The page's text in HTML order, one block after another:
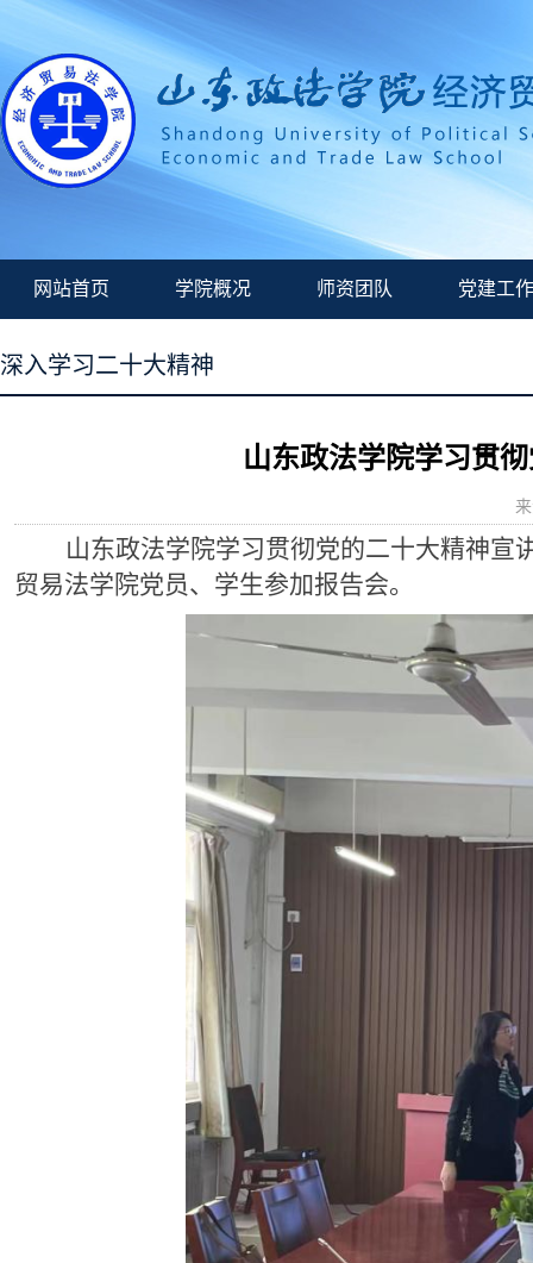
网站首页 学院概况 师资团队 党建工作
深入学习二十大精神
山东政法学院学习贯
山东政法学院学习贯彻党的二十大精神宣
贸易法学院党员、学生参加报告会。